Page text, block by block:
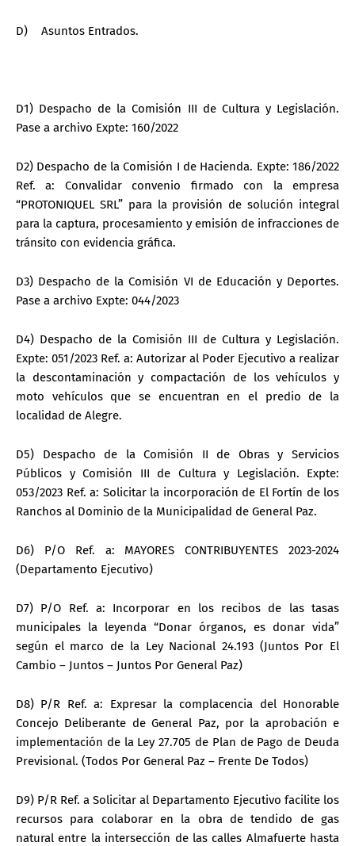
D) Asuntos Entrados.
D1) Despacho de la Comisión III de Cultura y Legislación.
Pase a archivo Expte: 160/2022
D2) Despacho de la Comisión I de Hacienda. Expte: 186/2022
Ref. a: Convalidar convenio firmado con la empresa
“PROTONIQUEL SRL” para la provisión de solución integral
para la captura, procesamiento y emisión de infracciones de
tránsito con evidencia gráfica.
D3) Despacho de la Comisión VI de Educación y Deportes.
Pase a archivo Expte: 044/2023
D4) Despacho de la Comisión III de Cultura y Legislación.
Expte: 051/2023 Ref. a: Autorizar al Poder Ejecutivo a realizar
la descontaminación y compactación de los vehículos y
moto vehículos que se encuentran en el predio de la
localidad de Alegre.
D5) Despacho de la Comisión II de Obras y Servicios
Públicos y Comisión III de Cultura y Legislación. Expte:
053/2023 Ref. a: Solicitar la incorporación de El Fortín de los
Ranchos al Dominio de la Municipalidad de General Paz.
D6) P/O Ref. a: MAYORES CONTRIBUYENTES 2023-2024
(Departamento Ejecutivo)
D7) P/O Ref. a: Incorporar en los recibos de las tasas
municipales la leyenda “Donar órganos, es donar vida”
según el marco de la Ley Nacional 24.193 (Juntos Por El
Cambio – Juntos – Juntos Por General Paz)
D8) P/R Ref. a: Expresar la complacencia del Honorable
Concejo Deliberante de General Paz, por la aprobación e
implementación de la Ley 27.705 de Plan de Pago de Deuda
Previsional. (Todos Por General Paz – Frente De Todos)
D9) P/R Ref. a Solicitar al Departamento Ejecutivo facilite los
recursos para colaborar en la obra de tendido de gas
natural entre la intersección de las calles Almafuerte hasta